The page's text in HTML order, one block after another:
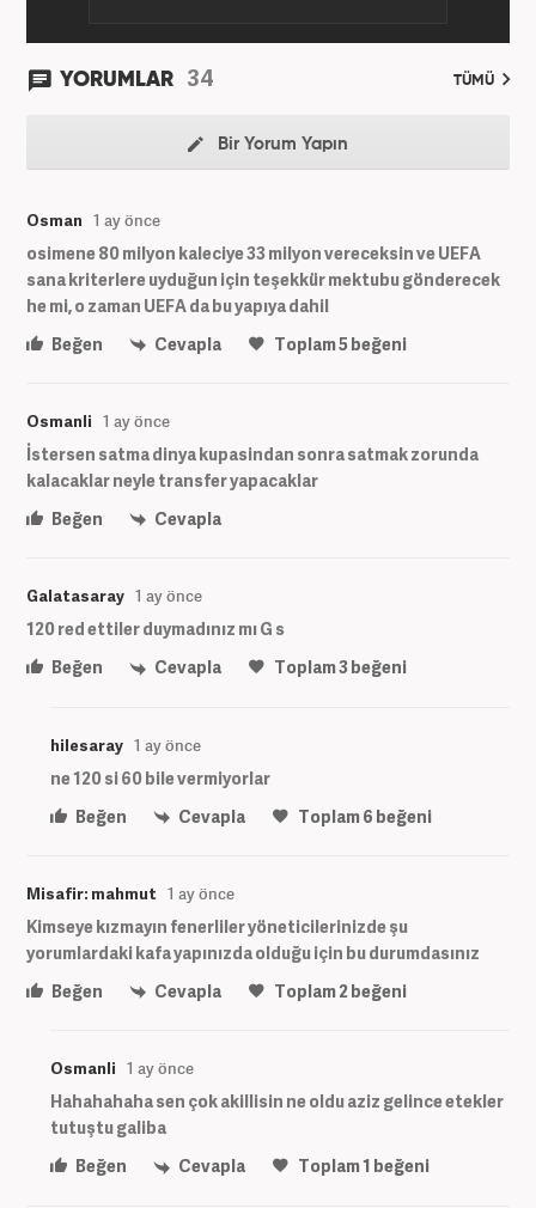
YORUMLAR 34 TÜMÜ
Bir Yorum Yapın
Osman 1 ay önce
osimene 80 milyon kaleciye 33 milyon vereceksin ve UEFA
sana kriterlere uyduğun için teşekkür mektubu gönderecek
he mi, o zaman UEFA da bu yapıya dahil
Beğen
Cevapla Toplam5beğeni
Osmanli 1 ay önce
İstersen satma dinya kupasindan sonra satmak zorunda
kalacaklar neyle transfer yapacaklar
Beğen
Cevapla
Galatasaray 1 ay önce
120 red ettiler duymadınız mı G s
Beğen
Cevapla Toplam3beğeni
hilesaray 1 ay önce
ne 120 si 60 bile vermiyorlar
Beğen
Cevapla Toplam6 beğeni
Misafir: mahmut 1 ay önce
Kimseye kızmayın fenerliler yöneticilerinizde şu
yorumlardaki kafa yapınızda olduğu için bu durumdasınız
Beğen
Cevapla Toplam2beğeni
Osmanli 1 ay önce
Hahahahaha sen çok akillisin ne oldu aziz gelince etekler
tutuştu galiba
Beğen
Cevapla Toplam1 beğeni